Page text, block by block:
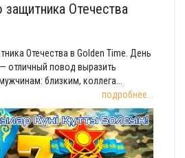
Отечества
Отечества в Golden Time. День
отличный повод выразить
близким, коллега...
подробнее...